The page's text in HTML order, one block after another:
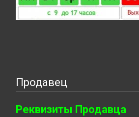
Продавец
Реквизиты Продавца